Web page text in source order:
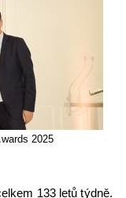
2025
133 letů týdně.